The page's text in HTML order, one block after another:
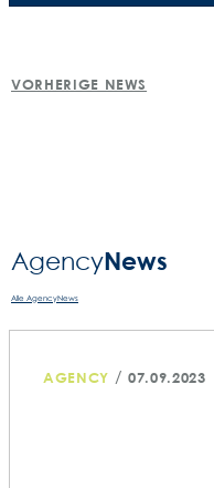
POST
VORHERIGE NEWS
Agency­News
Alle AgencyNews
AGENCY /07.09.2023